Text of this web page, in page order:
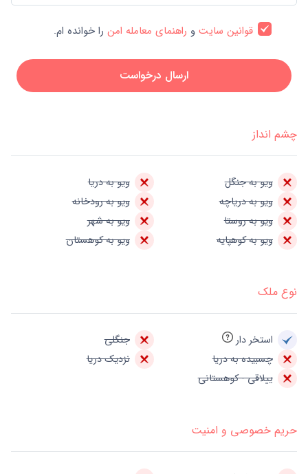
قوانین سایتو راهنمای معامله امنرا خوانده ام.
ارسال درخواست
چشم انداز
ویو به جنگل
ویو به دریا
ویو به دریاچه
ویو به رودخانه
ویو به روستا
ویو به شهر
ویو به کوهپایه
ویو به کوهستان
نوع ملک
استخر دار
جنگلی
چسبیده به دریا
نزدیک دریا
ییلاقی - کوهستانی
حریم خصوصی و امنیت